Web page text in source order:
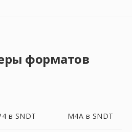
форматов
в SNDT M4A в SNDT